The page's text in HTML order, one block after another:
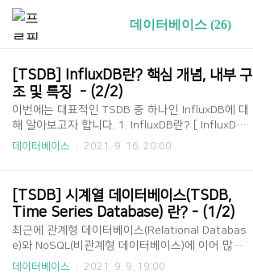
데이터베이스 (26)
[TSDB] InfluxDB란? 핵심 개념, 내부 구
조 및 특징  - (2/2)
이번에는 대표적인 TSDB 중 하나인 InfluxDB에 대
해 알아보고자 합니다. 1. InfluxDB란? [ InfluxDB
란? ] Influx DB란 많은 쓰기 작업과 쿼리 부하를 처
써 Tick Stack(Telegraf + InfluxDB + Chronogra
f + Kapacitor)의 필수 컴포넌트 중 하나이다. Influ
x DB는 많은 TSDB들(Prometheus, TimescaleD
B, Graphite, 등) 중에서 가장 유명하고, 많이 사용
되는 데이터베이스이다. Influx DB는 Distributed,
Scale horizontally하게 설계되어 새로운 노드만 추
데이터베이스 2021. 9. 16. 20:00
[TSDB] 시계열 데이터베이스(TSDB,
Time Series Database) 란? - (1/2)
최근에 관계형 데이터베이스(Relational Databas
e)와 NoSQL(비관계형 데이터베이스)에 이어 많은
주목을 받는 시계열 데이터베이스(TSDB, Time Ser
데이터베이스 2021. 9. 9. 19:00